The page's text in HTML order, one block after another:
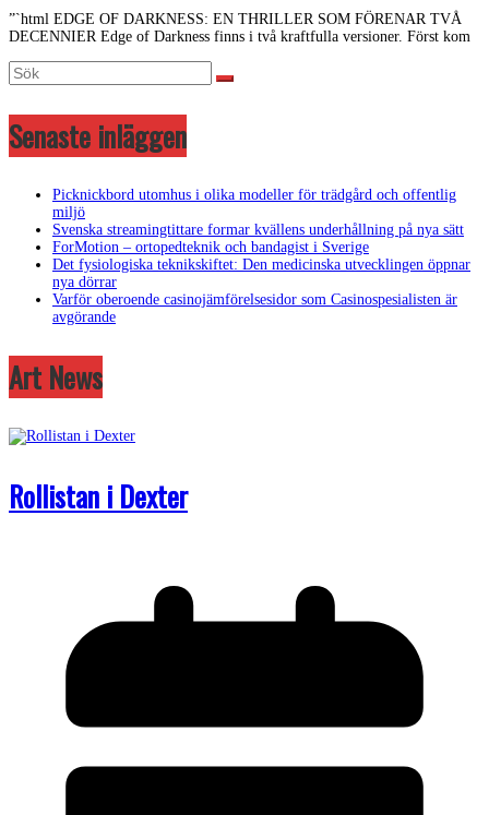
”`html EDGE OF DARKNESS: EN THRILLER SOM FÖRENAR TVÅ
DECENNIER Edge of Darkness finns i två kraftfulla versioner. Först kom
Senaste inläggen
Picknickbord utomhus i olika modeller för trädgård och offentlig
miljö
Svenska streamingtittare formar kvällens underhållning på nya sätt
ForMotion – ortopedteknik och bandagist i Sverige
Det fysiologiska teknikskiftet: Den medicinska utvecklingen öppnar
nya dörrar
Varför oberoende casinojämförelsesidor som Casinospesialisten är
avgörande
Art News
Rollistan i Dexter